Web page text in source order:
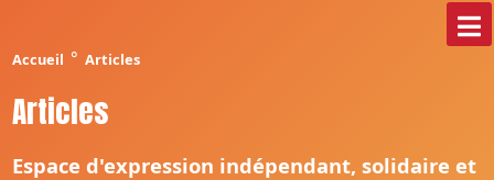
Accueil ° Articles
Articles
Espace d'expression indépendant, solidaire et